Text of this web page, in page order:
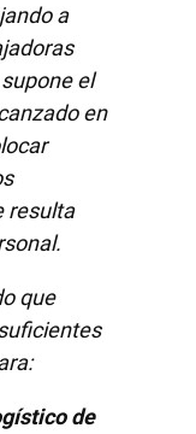
a
el
en
resulta
que
de